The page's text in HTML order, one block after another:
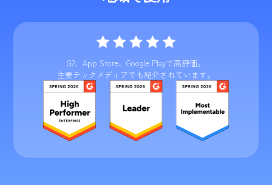
G2、App Store、Google Playで高評価。
主要テックメディアでも紹介されています。